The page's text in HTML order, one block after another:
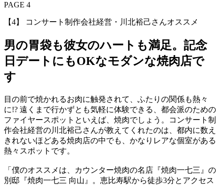
PAGE 4
【4】 コンサート制作会社経営・川北裕己さんオススメ
男の胃袋も彼女のハートも満足。記念
日デートにもOKなモダンな焼肉店で
す
目の前で焼かれるお肉に触発されて、ふたりの関係も熱々
に!? 遠くまで行かずとも気軽に体験できる、都会派のための
ファイヤースポットといえば、焼肉でしょう。コンサート制
作会社経営の川北裕己さんが教えてくれたのは、都内に数え
きれないほどある焼肉店の中でも、かなりレアな個室がある
熱々スポットです。
「僕のオススメは、カウンター焼肉の名店『焼肉一七三』の
別邸『焼肉一七三 向山』。恵比寿駅から徒歩3分とアクセス